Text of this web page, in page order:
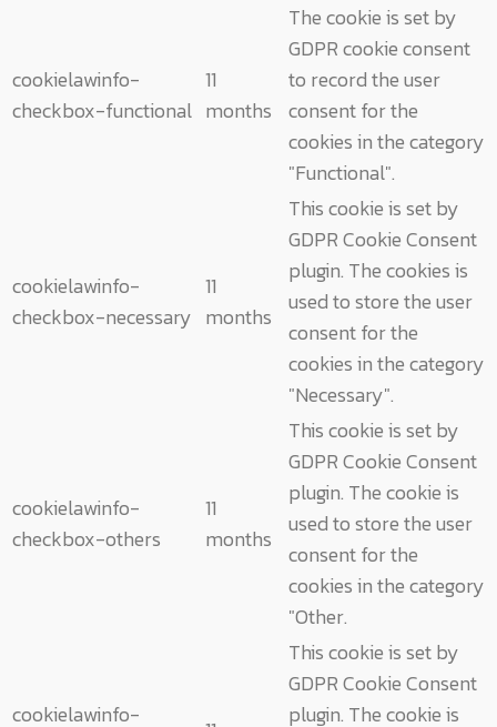
cookielawinfo-
checkbox-functional
11
months
The cookie is set by
GDPR cookie consent
to record the user
consent for the
cookies in the category
"Functional".
cookielawinfo-
checkbox-necessary
11
months
This cookie is set by
GDPR Cookie Consent
plugin. The cookies is
used to store the user
consent for the
cookies in the category
"Necessary".
cookielawinfo-
checkbox-others
11
months
This cookie is set by
GDPR Cookie Consent
plugin. The cookie is
used to store the user
consent for the
cookies in the category
"Other.
cookielawinfo-
This cookie is set by
GDPR Cookie Consent
plugin. The cookie is